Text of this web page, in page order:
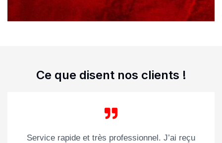
Ce que disent nos clients !
Service rapide et très professionnel. J’ai reçu